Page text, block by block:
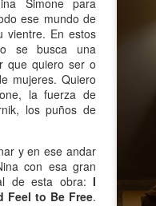
Simone para
ese mundo de
vientre. En estos
se busca una
que quiero ser o
mujeres. Quiero
la fuerza de
los puños de
y en ese andar
con esa gran
de esta obra: I
Feel to Be Free.
de varios cuentos románticos
querida en la farándula
activista del partido
por la difusión que tuvo la
que pudiera tener alguien
destino que, en general -
actual de los
padre lee
María José Eyras